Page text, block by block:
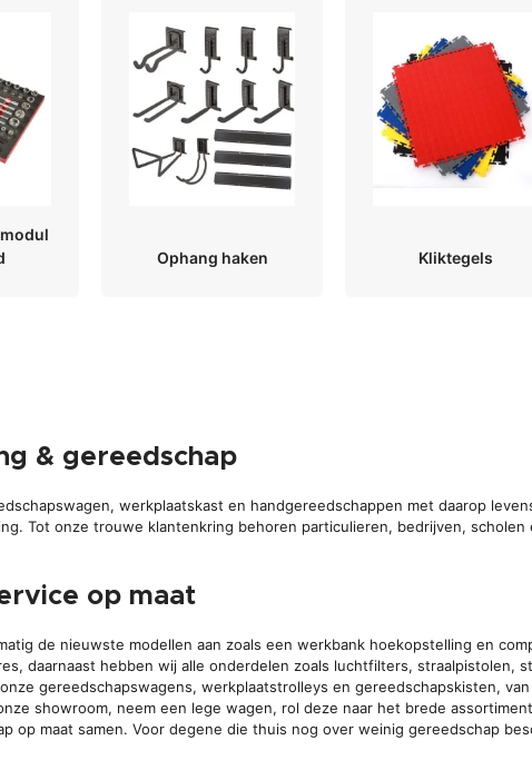
Ophang haken Kliktegels
& gereedschap
werkplaatskast en handgereedschappen met daarop
Tot onze trouwe klantenkring behoren particulieren, bedrijven, scholen
op maat
de nieuwste modellen aan zoals een werkbank hoekopstelling en
daarnaast hebben wij alle onderdelen zoals luchtfilters, straalpistolen,
gereedschapswagens, werkplaatstrolleys en gereedschapskisten,
showroom, neem een lege wagen, rol deze naar het brede
maat samen. Voor degene die thuis nog over weinig gereedschap